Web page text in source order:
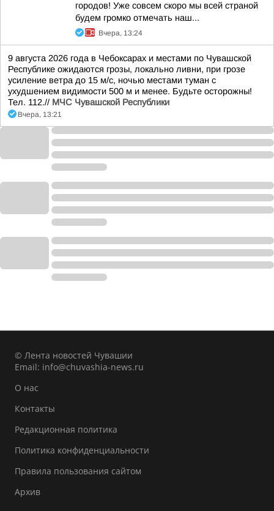
городов! Уже совсем скоро мы всей страной
будем громко отмечать наш...
Вчера, 13:24
9 августа 2026 года в Чебоксарах и местами по Чувашской
Республике ожидаются грозы, локально ливни, при грозе
усиление ветра до 15 м/с, ночью местами туман с
ухудшением видимости 500 м и менее. Будьте осторожны!
Тел. 112.// МЧС Чувашской Республики
Вчера, 13:21
© Лента новостей Чувашии
Email: info@chuvashia-news.ru
О нас
Контакты
Редакционная политика
Политика конфиденциальности
Правила пользования сайтом
Архив